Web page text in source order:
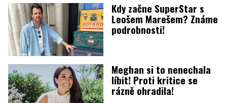
Kdy začne SuperStar s
Leošem Marešem? Známe
podrobnosti!
Meghan si to nenechala
líbit! Proti kritice se
rázně ohradila!